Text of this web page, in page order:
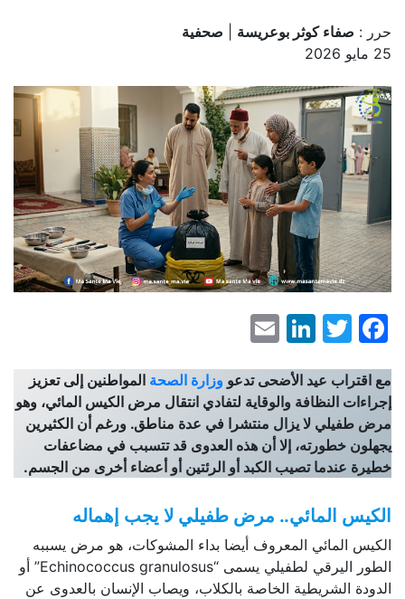
حرر : صفاء كوثر بوعريسة
صحفية
25 مايو 2026
Facebook
Twitter
LinkedIn
مع اقتراب عيد الأضحى تدعو وزارة الصحة المواطنين إلى تعزيز
إجراءات النظافة والوقاية لتفادي انتقال مرض الكيس المائي، وهو
مرض طفيلي لا يزال منتشرا في عدة مناطق. ورغم أن الكثيرين
يجهلون خطورته، إلا أن هذه العدوى قد تتسبب في مضاعفات
خطيرة عندما تصيب الكبد أو الرئتين أو أعضاء أخرى من الجسم.
الكيس المائي.. مرض طفيلي لا يجب إهماله
الكيس المائي المعروف أيضا بداء المشوكات، هو مرض يسببه
الطور اليرقي لطفيلي يسمى “Echinococcus granulosus” أو
الدودة الشريطية الخاصة بالكلاب، ويصاب الإنسان بالعدوى عن